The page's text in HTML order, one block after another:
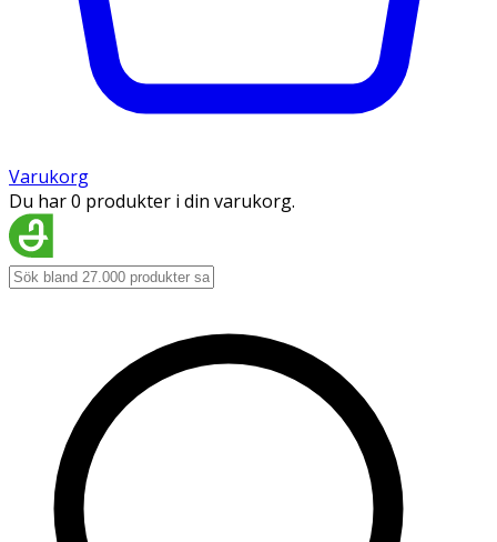
Varukorg
Du har 0 produkter i din varukorg.